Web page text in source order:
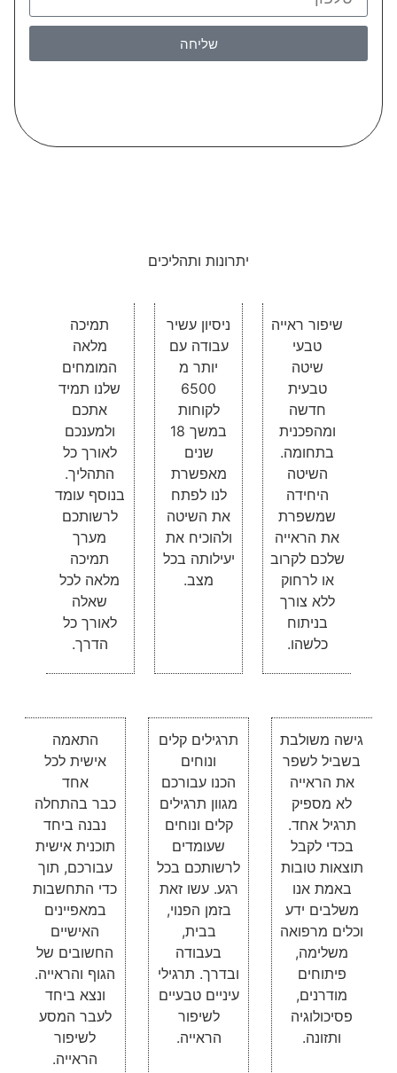
שליחה
יתרונות ותהליכים
שיפור ראייה
טבעי
שיטה
טבעית
חדשה
ומהפכנית
בתחומה.
השיטה
היחידה
שמשפרת
את הראייה
שלכם לקרוב
או לרחוק
ללא צורך
בניתוח
כלשהו.
ניסיון עשיר
עבודה עם
יותר מ
6500
לקוחות
במשך 18
שנים
מאפשרת
לנו לפתח
את השיטה
ולהוכיח את
יעילותה בכל
מצב.
תמיכה
מלאה
המומחים
שלנו תמיד
אתכם
ולמענכם
לאורך כל
התהליך.
בנוסף עומד
לרשותכם
מערך
תמיכה
מלאה לכל
שאלה
לאורך כל
הדרך.
גישה משולבת
בשביל לשפר
את הראייה
לא מספיק
תרגיל אחד.
בכדי לקבל
תוצאות טובות
באמת אנו
משלבים ידע
וכלים מרפואה
משלימה,
פיתוחים
מודרנים,
פסיכולוגיה
ותזונה.
תרגילים קלים
ונוחים
הכנו עבורכם
מגוון תרגילים
קלים ונוחים
שעומדים
לרשותכם בכל
רגע. עשו זאת
בזמן הפנוי,
בבית,
בעבודה
ובדרך. תרגילי
עיניים טבעיים
לשיפור
הראייה.
התאמה
אישית לכל
אחד
כבר בהתחלה
נבנה ביחד
תוכנית אישית
עבורכם, תוך
כדי התחשבות
במאפיינים
האישיים
החשובים של
הגוף והראייה.
ונצא ביחד
לעבר המסע
לשיפור
הראייה.